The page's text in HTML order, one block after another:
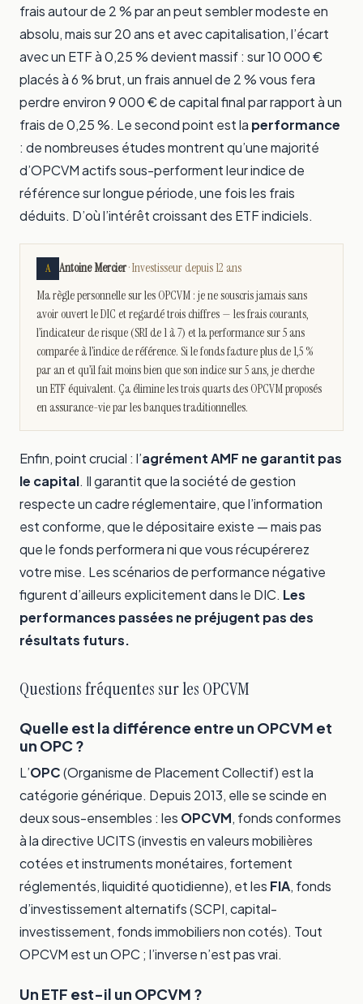
frais autour de 2 % par an peut sembler modeste en
absolu, mais sur 20 ans et avec capitalisation, l’écart
avec un ETF à 0,25 % devient massif : sur 10 000 €
placés à 6 % brut, un frais annuel de 2 % vous fera
perdre environ 9 000 € de capital final par rapport à un
frais de 0,25 %. Le second point est la performance
: de nombreuses études montrent qu’une majorité
d’OPCVM actifs sous-performent leur indice de
référence sur longue période, une fois les frais
déduits. D’où l’intérêt croissant des ETF indiciels.
A Antoine Mercier· Investisseur depuis 12 ans
Ma règle personnelle sur les OPCVM : je ne souscris jamais sans
avoir ouvert le DIC et regardé trois chiffres — les frais courants,
l’indicateur de risque (SRI de 1 à 7) et la performance sur 5 ans
comparée à l’indice de référence. Si le fonds facture plus de 1,5 %
par an et qu’il fait moins bien que son indice sur 5 ans, je cherche
un ETF équivalent. Ça élimine les trois quarts des OPCVM proposés
en assurance-vie par les banques traditionnelles.
Enfin, point crucial : l’agrément AMF ne garantit pas
le capital. Il garantit que la société de gestion
respecte un cadre réglementaire, que l’information
est conforme, que le dépositaire existe — mais pas
que le fonds performera ni que vous récupérerez
votre mise. Les scénarios de performance négative
figurent d’ailleurs explicitement dans le DIC. Les
performances passées ne préjugent pas des
résultats futurs.
Questions fréquentes sur les OPCVM
Quelle est la différence entre un OPCVM et
un OPC ?
L’OPC(Organisme de Placement Collectif) est la
catégorie générique. Depuis 2013, elle se scinde en
deux sous-ensembles : les OPCVM, fonds conformes
à la directive UCITS (investis en valeurs mobilières
cotées et instruments monétaires, fortement
réglementés, liquidité quotidienne), et les FIA, fonds
d’investissement alternatifs (SCPI, capital-
investissement, fonds immobiliers non cotés). Tout
OPCVM est un OPC ; l’inverse n’est pas vrai.
Un ETF est-il un OPCVM ?